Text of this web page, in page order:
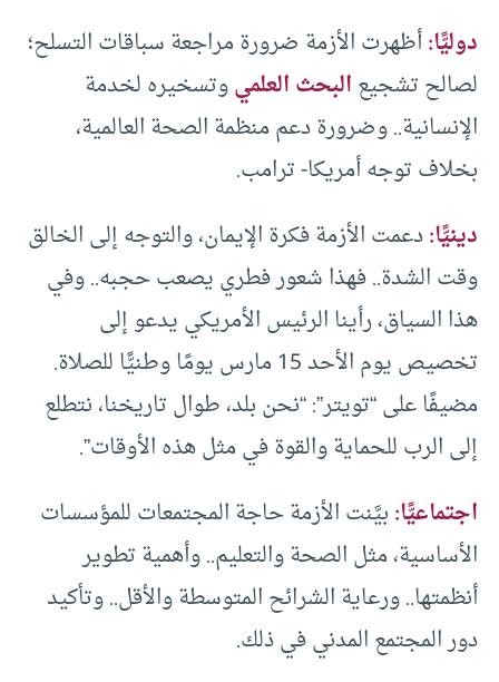
دوليًّا:أظهرت الأزمة ضرورة مراجعة سباقات التسلح؛
لصالح تشجيعالبحث العلميوتسخيره لخدمة
الإنسانية.. وضرورة دعم منظمة الصحة العالمية،
بخلاف توجه أمريكا- ترامب.
دينيًّا:دعمت الأزمة فكرة الإيمان، والتوجه إلى الخالق
وقت الشدة.. فهذا شعور فطري يصعب حجبه.. وفي
هذا السياق، رأينا الرئيس الأمريكي يدعو إلى
تخصيص يوم الأحد 15 مارس يومًا وطنيًّا للصلاة.
مضيفًا على “تويتر”: “نحن بلد، طوال تاريخنا، نتطلع
إلى الرب للحماية والقوة في مثل هذه الأوقات”.
اجتماعيًّا:بيَّنت الأزمة حاجة المجتمعات للمؤسسات
الأساسية، مثل الصحة والتعليم.. وأهمية تطوير
أنظمتها.. ورعاية الشرائح المتوسطة والأقل.. وتأكيد
دور المجتمع المدني في ذلك.